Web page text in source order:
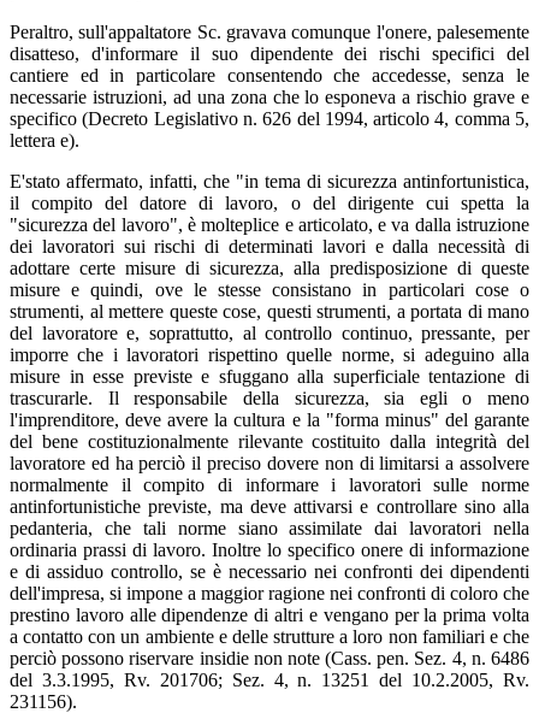
Peraltro, sull'appaltatore Sc. gravava comunque l'onere, palesemente
disatteso, d'informare il suo dipendente dei rischi specifici del
cantiere ed in particolare consentendo che accedesse, senza le
necessarie istruzioni, ad una zona che lo esponeva a rischio grave e
specifico (Decreto Legislativo n. 626 del 1994, articolo 4, comma 5,
lettera e).
E'stato affermato, infatti, che "in tema di sicurezza antinfortunistica,
il compito del datore di lavoro, o del dirigente cui spetta la
"sicurezza del lavoro", è molteplice e articolato, e va dalla istruzione
dei lavoratori sui rischi di determinati lavori e dalla necessità di
adottare certe misure di sicurezza, alla predisposizione di queste
misure e quindi, ove le stesse consistano in particolari cose o
strumenti, al mettere queste cose, questi strumenti, a portata di mano
del lavoratore e, soprattutto, al controllo continuo, pressante, per
imporre che i lavoratori rispettino quelle norme, si adeguino alla
misure in esse previste e sfuggano alla superficiale tentazione di
trascurarle. Il responsabile della sicurezza, sia egli o meno
l'imprenditore, deve avere la cultura e la "forma minus" del garante
del bene costituzionalmente rilevante costituito dalla integrità del
lavoratore ed ha perciò il preciso dovere non di limitarsi a assolvere
normalmente il compito di informare i lavoratori sulle norme
antinfortunistiche previste, ma deve attivarsi e controllare sino alla
pedanteria, che tali norme siano assimilate dai lavoratori nella
ordinaria prassi di lavoro. Inoltre lo specifico onere di informazione
e di assiduo controllo, se è necessario nei confronti dei dipendenti
dell'impresa, si impone a maggior ragione nei confronti di coloro che
prestino lavoro alle dipendenze di altri e vengano per la prima volta
a contatto con un ambiente e delle strutture a loro non familiari e che
perciò possono riservare insidie non note (Cass. pen. Sez. 4, n. 6486
del 3.3.1995, Rv. 201706; Sez. 4, n. 13251 del 10.2.2005, Rv.
231156).